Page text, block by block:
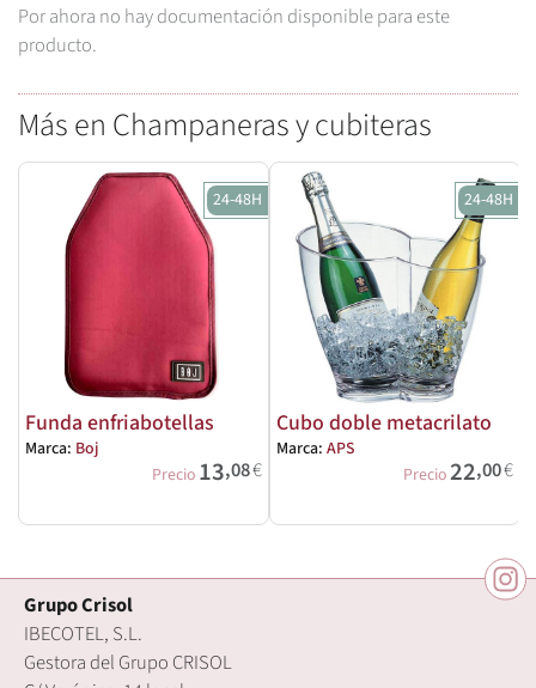
Por ahora no hay documentación disponible para este
producto.
Más en Champaneras y cubiteras
24-48H
Funda enfriabotellas
Marca: Boj
Precio 13,08€
24-48H
Cubo doble metacrilato
Marca: APS
Precio22,00€
Grupo Crisol
IBECOTEL, S.L.
Gestora del Grupo CRISOL